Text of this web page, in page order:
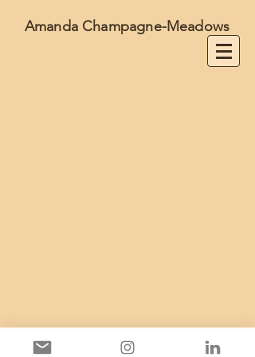
Amanda Champagne-Meadows